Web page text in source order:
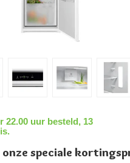
22.00 uur besteld, 13
onze speciale